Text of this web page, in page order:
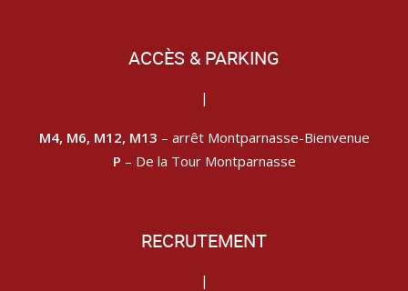
ACCÈS & PARKING
|
M4, M6, M12, M13 – arrêt Montparnasse-Bienvenue
P – De la Tour Montparnasse
RECRUTEMENT
|